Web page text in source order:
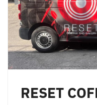
RESET